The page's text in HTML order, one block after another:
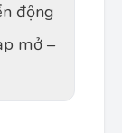
động
mở –